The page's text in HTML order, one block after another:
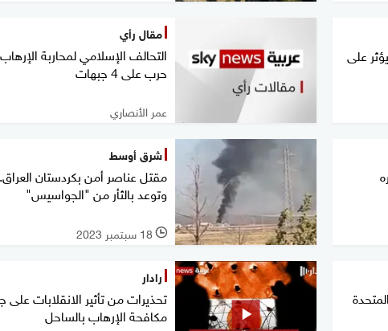
على
مقال رأي
التحالف الإسلامي لمحاربة
حرب على 4 جبهات
عمر الأنصاري
شرق أوسط
مقتل عناصر أمن بكردستان
وتوعد بالثأر من "الجواسيس"
l 18 سبتمبر 2023
رادار
تحذيرات من تأثير الانقلابات على
مكافحة الإرهاب بالساحل